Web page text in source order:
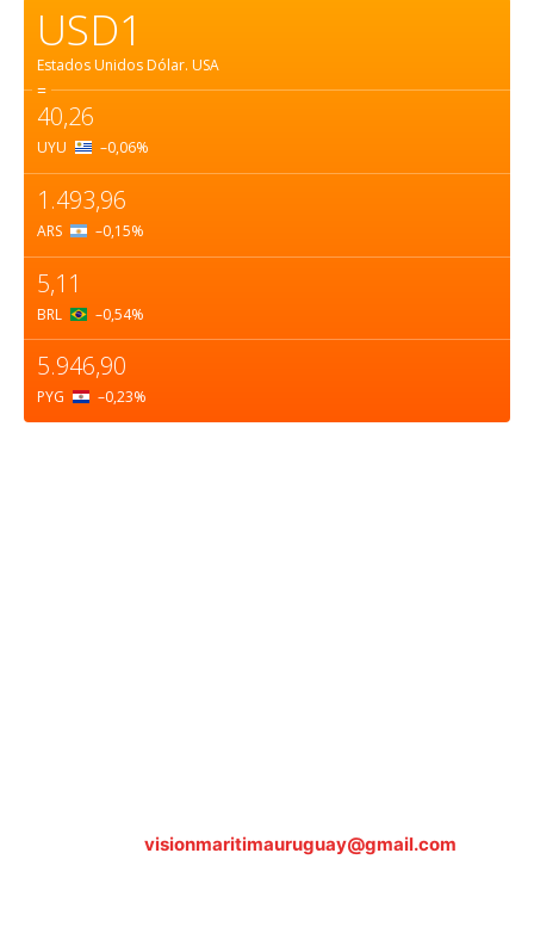
USD1
Estados Unidos Dólar. USA
=
40,26
UYU –0,06%
1.493,96
ARS –0,15%
5,11
BRL –0,54%
5.946,90
PYG –0,23%
visionmaritimauruguay@gmail.com